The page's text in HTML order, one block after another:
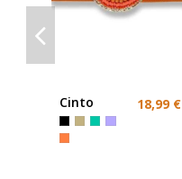
Cinto
Elástico
Laranja
18,99 €